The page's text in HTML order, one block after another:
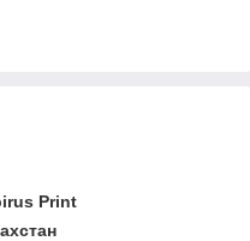
Print